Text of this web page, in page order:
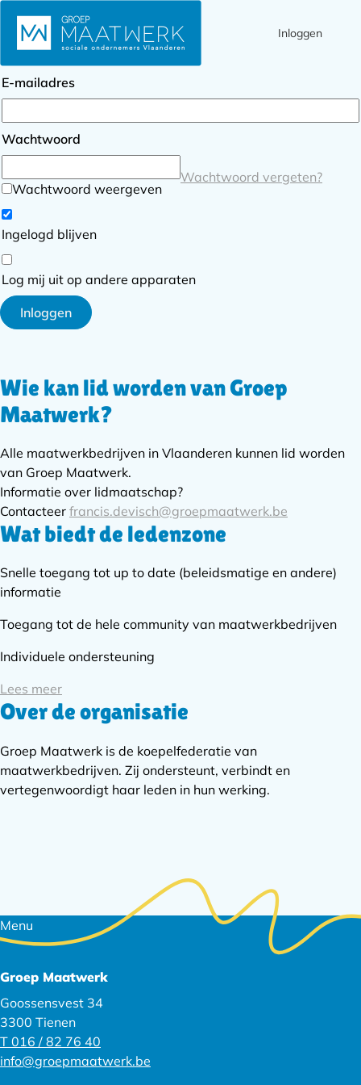
Inloggen
Inloggen
E-mailadres
Wachtwoord
Wachtwoord weergeven
Wachtwoord vergeten?
Ingelogd blijven
Log mij uit op andere apparaten
Inloggen
Subnavigatie
Wie kan lid worden van Groep
Maatwerk?
Alle maatwerkbedrijven in Vlaanderen kunnen lid worden
van Groep Maatwerk.
Informatie over lidmaatschap?
Contacteer francis.devisch@groepmaatwerk.be
Wat biedt de ledenzone
Snelle toegang tot up to date (beleidsmatige en andere)
informatie
Toegang tot de hele community van maatwerkbedrijven
Individuele ondersteuning
Lees meer
Over de organisatie
Groep Maatwerk is de koepelfederatie van
maatwerkbedrijven. Zij ondersteunt, verbindt en
vertegenwoordigt haar leden in hun werking.
Footer
navigatie
Menu
Groep Maatwerk
Goossensvest 34
3300 Tienen
T 016 / 82 76 40
info@groepmaatwerk.be